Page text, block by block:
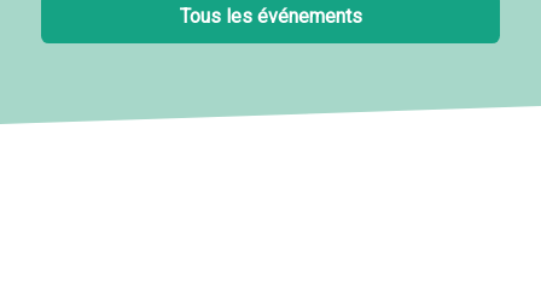
Tous les événements